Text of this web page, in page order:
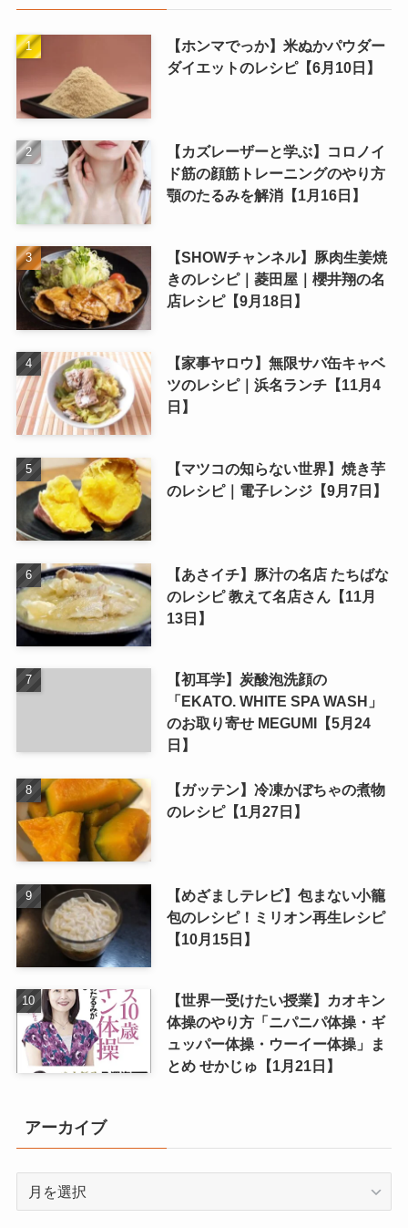
【ホンマでっか】米ぬかパウダー
ダイエットのレシピ【6月10日】
【カズレーザーと学ぶ】コロノイ
ド筋の顔筋トレーニングのやり方
顎のたるみを解消【1月16日】
【SHOWチャンネル】豚肉生姜焼
きのレシピ｜菱田屋｜櫻井翔の名
店レシピ【9月18日】
【家事ヤロウ】無限サバ缶キャベ
ツのレシピ｜浜名ランチ【11月4
日】
【マツコの知らない世界】焼き芋
のレシピ｜電子レンジ【9月7日】
【あさイチ】豚汁の名店 たちばな
のレシピ 教えて名店さん【11月
13日】
【初耳学】炭酸泡洗顔の
「EKATO. WHITE SPA WASH」
のお取り寄せ MEGUMI【5月24
日】
【ガッテン】冷凍かぼちゃの煮物
のレシピ【1月27日】
【めざましテレビ】包まない小籠
包のレシピ！ミリオン再生レシピ
【10月15日】
【世界一受けたい授業】カオキン
体操のやり方「ニパニパ体操・ギ
ュッパー体操・ウーイー体操」ま
とめ せかじゅ【1月21日】
アーカイブ